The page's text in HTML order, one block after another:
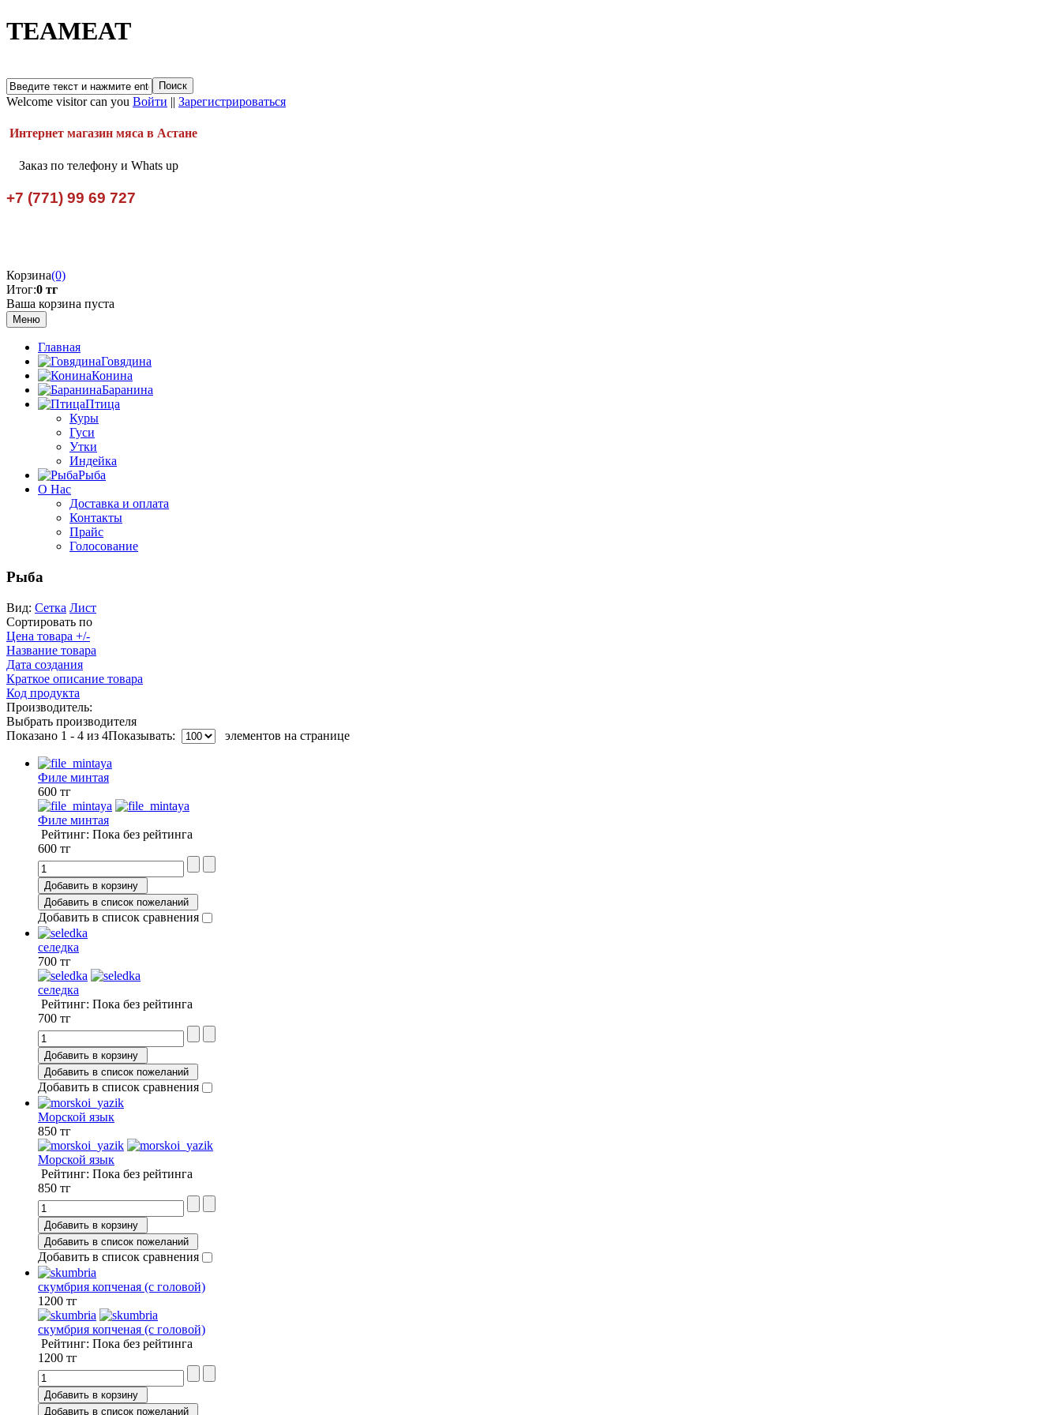
TEAMEAT
Welcome visitor can you Войти || Зарегистрироваться
Интернет магазин мяса в Астане
Заказ по телефону и Whats up
+7 (771) 99 69 727
Корзина(0)
Итог:0 тг
Ваша корзина пуста
Меню
Главная
Говядина
Конина
Баранина
Птица
Куры
Гуси
Утки
Индейка
Рыба
О Нас
Доставка и оплата
Контакты
Прайс
Голосование
Рыба
Вид: Сетка Лист
Сортировать по
Цена товара +/-
Название товара
Дата создания
Краткое описание товара
Код продукта
Производитель:
Выбрать производителя
Показано 1 - 4 из 4Показывать: элементов на странице
Филе минтая
600 тг
Филе минтая
Рейтинг: Пока без рейтинга
600 тг
Добавить в корзину
Добавить в список пожеланий
Добавить в список сравнения
селедка
700 тг
селедка
Рейтинг: Пока без рейтинга
700 тг
Добавить в корзину
Добавить в список пожеланий
Добавить в список сравнения
Морской язык
850 тг
Морской язык
Рейтинг: Пока без рейтинга
850 тг
Добавить в корзину
Добавить в список пожеланий
Добавить в список сравнения
скумбрия копченая (с головой)
1200 тг
скумбрия копченая (с головой)
Рейтинг: Пока без рейтинга
1200 тг
Добавить в корзину
Добавить в список пожеланий